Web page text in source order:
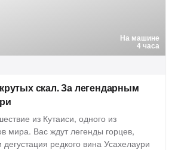
На машине
4 часа
скал. За легендарным
из Кутаиси, одного из
мира. Вас ждут легенды горцев,
редкого вина Усахелаури